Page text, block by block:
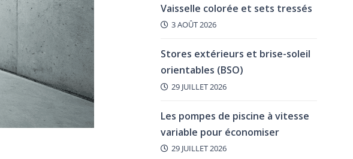
Vaisselle colorée et sets tressés
3 AOÛT 2026
Stores extérieurs et brise-soleil
orientables (BSO)
29 JUILLET 2026
Les pompes de piscine à vitesse
variable pour économiser
29 JUILLET 2026